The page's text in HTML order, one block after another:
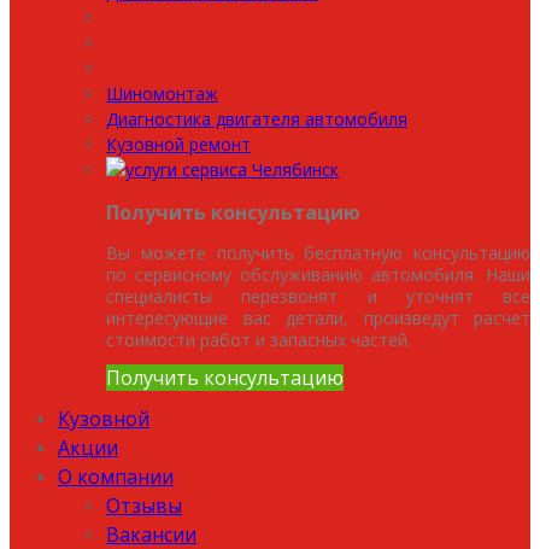
Шиномонтаж
Диагностика двигателя автомобиля
Кузовной ремонт
Получить консультацию
Вы можете получить бесплатную консультацию
по сервисному обслуживанию автомобиля. Наши
специалисты перезвонят и уточнят все
интересующие вас детали, произведут расчет
стоимости работ и запасных частей.
Получить консультацию
Кузовной
Акции
О компании
Отзывы
Вакансии